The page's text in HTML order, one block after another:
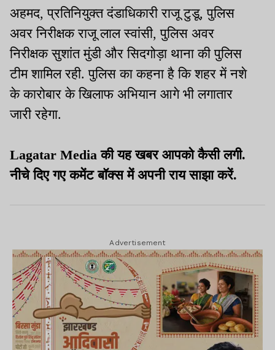
अहमद, प्रतिनियुक्त दंडाधिकारी राजू टुडू, पुलिस
अवर निरीक्षक राजू लाल स्वांसी, पुलिस अवर
निरीक्षक सुशांत मुंडी और सिदगोड़ा थाना की पुलिस
टीम शामिल रही. पुलिस का कहना है कि शहर में नशे
के कारोबार के खिलाफ अभियान आगे भी लगातार
जारी रहेगा.
Lagatar Media की यह खबर आपको कैसी लगी.
नीचे दिए गए कमेंट बॉक्स में अपनी राय साझा करें.
Advertisement